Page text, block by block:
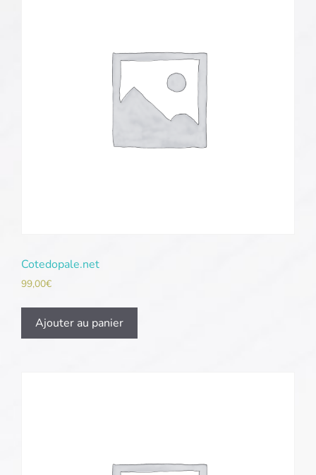
Cotedopale.net
99,00€
Ajouter au panier